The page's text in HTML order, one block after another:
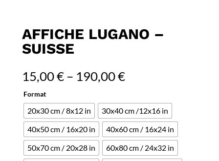
AFFICHE LUGANO –
SUISSE
15,00€– 190,00€
Format
20x30 cm / 8x12 in
30x40 cm /12x16 in
40x50 cm / 16x20 in
40x60 cm / 16x24 in
50x70 cm / 20x28 in
60x80 cm / 24x32 in